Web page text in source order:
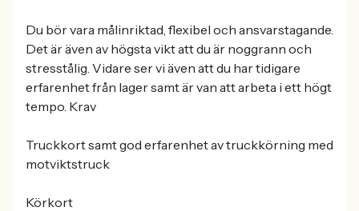
Du bör vara målinriktad, flexibel och ansvarstagande.
Det är även av högsta vikt att du är noggrann och
stresstålig. Vidare ser vi även att du har tidigare
erfarenhet från lager samt är van att arbeta i ett högt
tempo. Krav
Truckkort samt god erfarenhet av truckkörning med
motviktstruck
Körkort